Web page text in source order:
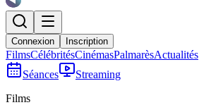
Connexion Inscription
FilmsCélébritésCinémasPalmarèsActualités
Séances
Streaming
Films